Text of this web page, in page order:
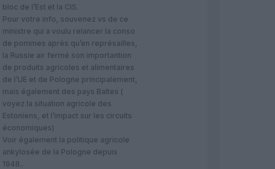
bloc de l’Est et la CIS.
Pour votre info, souvenez vs de ce
ministre qui a voulu relancer la conso
de pommes après qu’en représailles,
la Russie air fermé son importantion
de produits agricoles et alimentaires
de l’UE et de Pologne principalement,
mais également des pays Baltes (
voyez la situation agricole des
Estoniens, et l’impact sur les circuits
économiques)
Voir également la politique agricole
ankylosée de la Pologne depuis
1948..